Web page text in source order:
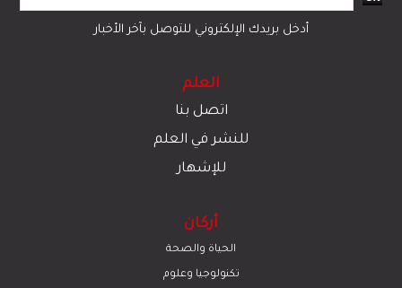
أدخل بريدك الإلكتروني للتوصل بآخر الأخبار
العلم
اتصل بنا
للنشر في العلم
للإشهار
أركان
الحياة والصحة
تكنولوجيا وعلوم